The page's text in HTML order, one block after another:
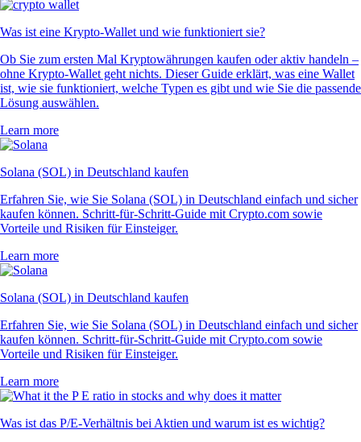
Was ist eine Krypto-Wallet und wie funktioniert sie?
Ob Sie zum ersten Mal Kryptowährungen kaufen oder aktiv handeln –
ohne Krypto-Wallet geht nichts. Dieser Guide erklärt, was eine Wallet
ist, wie sie funktioniert, welche Typen es gibt und wie Sie die passende
Lösung auswählen.
Learn more
Solana (SOL) in Deutschland kaufen
Erfahren Sie, wie Sie Solana (SOL) in Deutschland einfach und sicher
kaufen können. Schritt-für-Schritt-Guide mit Crypto.com sowie
Vorteile und Risiken für Einsteiger.
Learn more
Solana (SOL) in Deutschland kaufen
Erfahren Sie, wie Sie Solana (SOL) in Deutschland einfach und sicher
kaufen können. Schritt-für-Schritt-Guide mit Crypto.com sowie
Vorteile und Risiken für Einsteiger.
Learn more
Was ist das P/E-Verhältnis bei Aktien und warum ist es wichtig?